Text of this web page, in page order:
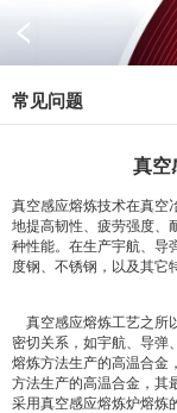
常见问题
真空
真空感应熔炼技术在真空
地提高韧性、疲劳强度、
种性能。在生产宇航、导
度钢、不锈钢，以及其它
真空感应熔炼工艺之所
密切关系，如宇航、导弹
熔炼方法生产的高温合金
方法生产的高温合金，其
采用真空感应熔炼炉熔炼